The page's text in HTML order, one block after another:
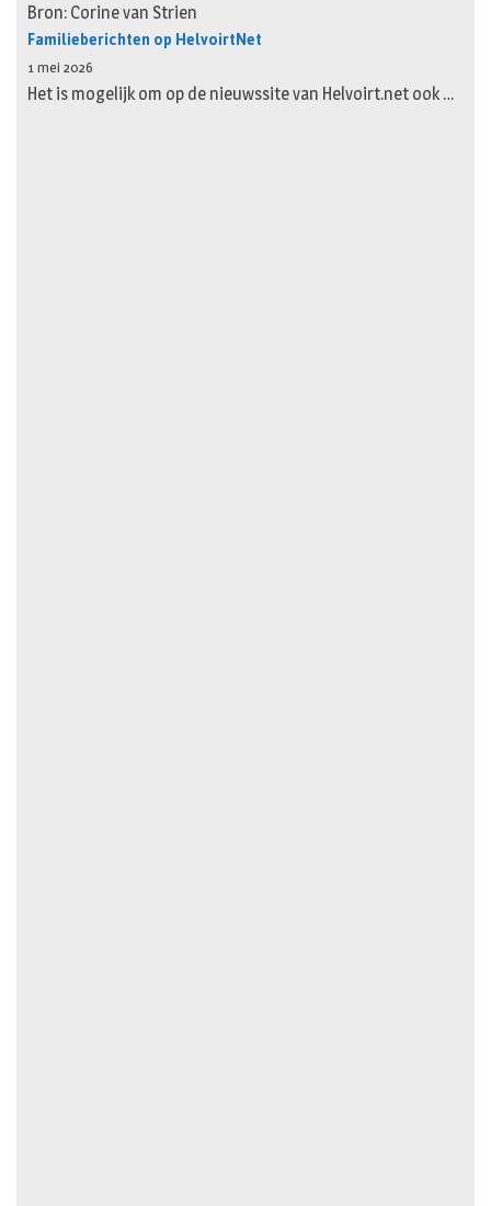
Bron: Corine van Strien
Familieberichten op HelvoirtNet
1 mei 2026
Het is mogelijk om op de nieuwssite van Helvoirt.net ook …